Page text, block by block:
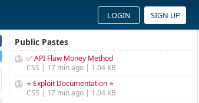
LOGIN SIGN UP
Public Pastes
✅ API Flaw Money Method
CSS | 17 min ago | 1.04 KB
⭐ Exploit Documentation ⭐
CSS | 17 min ago | 1.04 KB